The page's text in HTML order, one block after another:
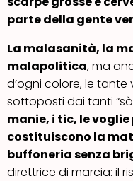
parte della gente
La malasanità, la
malapolitica, ma
d’ogni colore, le
sottoposti dai tanti
manie, i tic, le
costituiscono la
buffoneria senza
direttrice di marcia: il